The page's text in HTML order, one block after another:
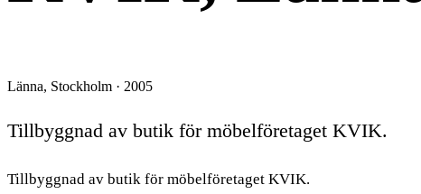
Länna, Stockholm · 2005
Tillbyggnad av butik för möbelföretaget KVIK.
Tillbyggnad av butik för möbelföretaget KVIK.